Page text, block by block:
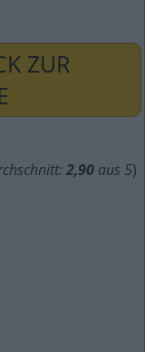
ZUR
2,90 aus 5)